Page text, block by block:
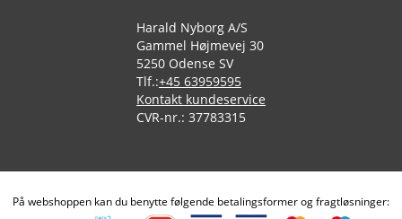
Harald Nyborg A/S
Gammel Højmevej 30
5250 Odense SV
Tlf.:+45 63959595
Kontakt kundeservice
CVR-nr.: 37783315
På webshoppen kan du benytte følgende betalingsformer og fragtløsninger: